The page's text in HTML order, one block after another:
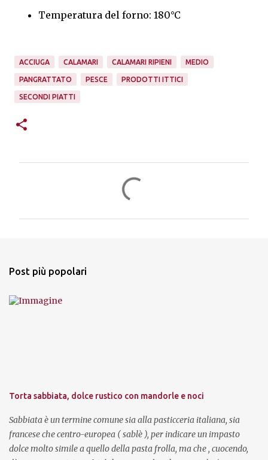
Temperatura del forno: 180°C
ACCIUGA CALAMARI CALAMARI RIPIENI MEDIO
PANGRATTATO PESCE PRODOTTI ITTICI
SECONDI PIATTI
i
Post più popolari
Torta sabbiata, dolce rustico con mandorle e noci
Sabbiata è un termine comune sia alla pasticceria italiana, sia
francese che centro-europea ( sablè ), per indicare un impasto
dolce molto simile a quello della pasta frolla, ma che , cuocendo,